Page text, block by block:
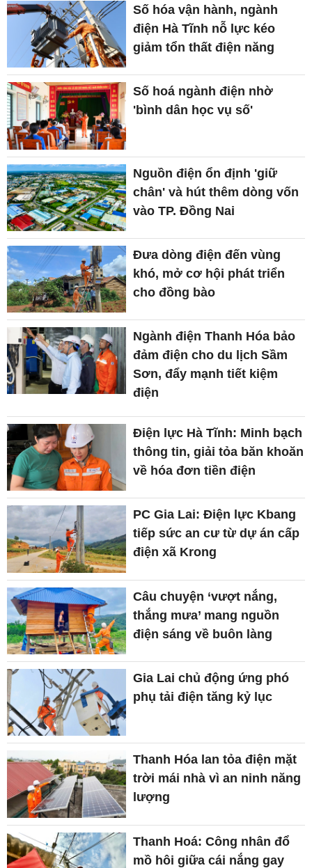
Số hóa vận hành, ngành
điện Hà Tĩnh nỗ lực kéo
giảm tổn thất điện năng
Số hoá ngành điện nhờ
'bình dân học vụ số'
Nguồn điện ổn định 'giữ
chân' và hút thêm dòng vốn
vào TP. Đồng Nai
Đưa dòng điện đến vùng
khó, mở cơ hội phát triển
cho đồng bào
Ngành điện Thanh Hóa bảo
đảm điện cho du lịch Sầm
Sơn, đẩy mạnh tiết kiệm
điện
Điện lực Hà Tĩnh: Minh bạch
thông tin, giải tỏa băn khoăn
về hóa đơn tiền điện
PC Gia Lai: Điện lực Kbang
tiếp sức an cư từ dự án cấp
điện xã Krong
Câu chuyện ‘vượt nắng,
thắng mưa’ mang nguồn
điện sáng về buôn làng
Gia Lai chủ động ứng phó
phụ tải điện tăng kỷ lục
Thanh Hóa lan tỏa điện mặt
trời mái nhà vì an ninh năng
lượng
Thanh Hoá: Công nhân đổ
mồ hôi giữa cái nắng gay